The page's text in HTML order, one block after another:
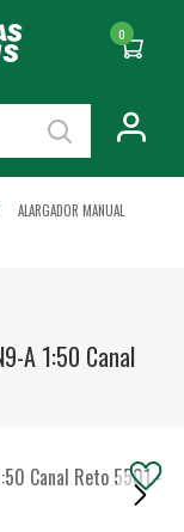
0
ALARGADOR MANUAL
A 1:50 Canal